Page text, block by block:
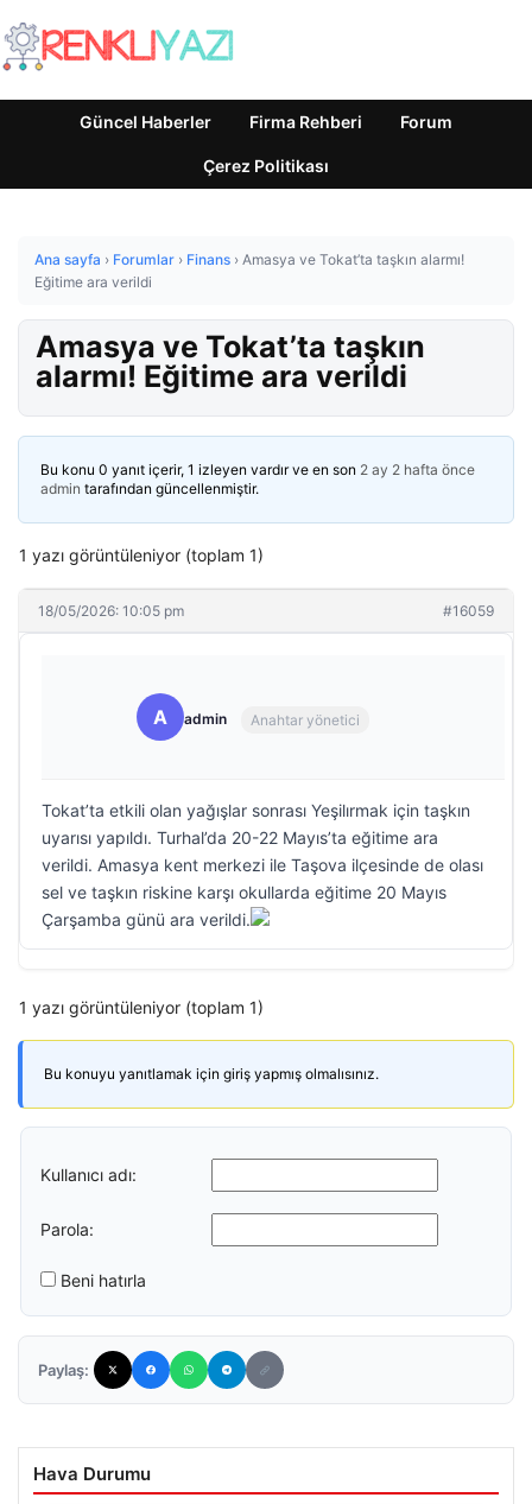
Güncel Haberler Firma Rehberi Forum
Çerez Politikası
Ana sayfa › Forumlar › Finans › Amasya ve Tokat’ta taşkın alarmı!
Eğitime ara verildi
Amasya ve Tokat’ta taşkın
alarmı! Eğitime ara verildi
Bu konu 0 yanıt içerir, 1 izleyen vardır ve en son 2 ay 2 hafta önce
admin tarafından güncellenmiştir.
1 yazı görüntüleniyor (toplam 1)
18/05/2026: 10:05 pm #16059
A admin Anahtar yönetici
Tokat’ta etkili olan yağışlar sonrası Yeşilırmak için taşkın
uyarısı yapıldı. Turhal’da 20-22 Mayıs’ta eğitime ara
verildi. Amasya kent merkezi ile Taşova ilçesinde de olası
sel ve taşkın riskine karşı okullarda eğitime 20 Mayıs
Çarşamba günü ara verildi.
1 yazı görüntüleniyor (toplam 1)
Bu konuyu yanıtlamak için giriş yapmış olmalısınız.
Kullanıcı adı:
Parola:
Beni hatırla
Paylaş:
Hava Durumu